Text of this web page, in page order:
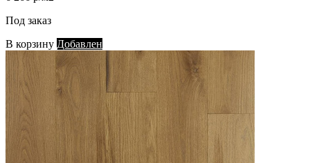
Под заказ
В корзину Добавлен